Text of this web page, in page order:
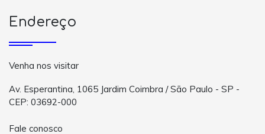
Endereço
Venha nos visitar
Av. Esperantina, 1065 Jardim Coimbra / São Paulo - SP -
CEP: 03692-000
Fale conosco